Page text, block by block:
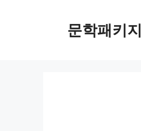
문학패키지